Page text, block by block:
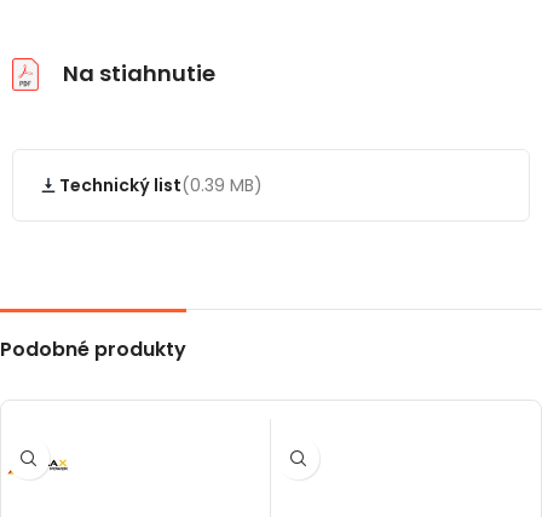
Na stiahnutie
Technický list(0.39 MB)
Podobné produkty